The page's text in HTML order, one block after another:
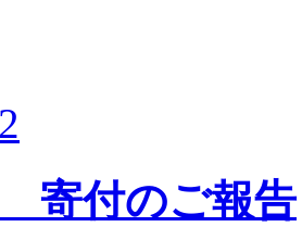
寄付のご報告